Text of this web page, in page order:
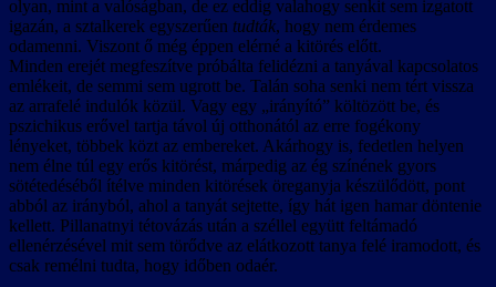
olyan, mint a valóságban, de ez eddig valahogy senkit sem izgatott
igazán, a sztalkerek egyszerűen tudták, hogy nem érdemes
odamenni. Viszont ő még éppen elérné a kitörés előtt.
Minden erejét megfeszítve próbálta felidézni a tanyával kapcsolatos
emlékeit, de semmi sem ugrott be. Talán soha senki nem tért vissza
az arrafelé indulók közül. Vagy egy „irányító” költözött be, és
pszichikus erővel tartja távol új otthonától az erre fogékony
lényeket, többek közt az embereket. Akárhogy is, fedetlen helyen
nem élne túl egy erős kitörést, márpedig az ég színének gyors
sötétedéséből ítélve minden kitörések öreganyja készülődött, pont
abból az irányból, ahol a tanyát sejtette, így hát igen hamar döntenie
kellett. Pillanatnyi tétovázás után a széllel együtt feltámadó
ellenérzésével mit sem törődve az elátkozott tanya felé iramodott, és
csak remélni tudta, hogy időben odaér.